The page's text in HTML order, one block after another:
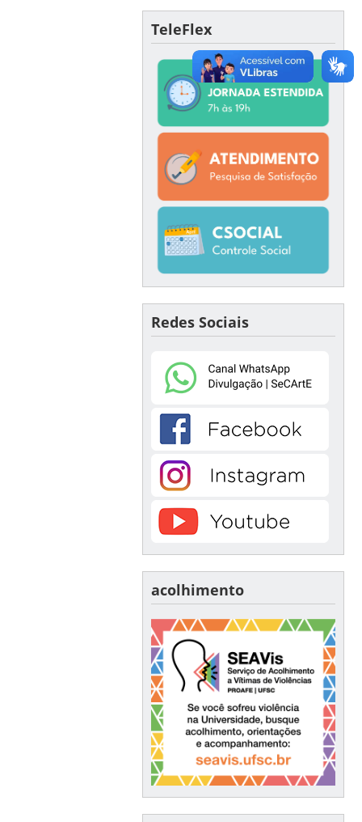
TeleFlex
Redes Sociais
acolhimento